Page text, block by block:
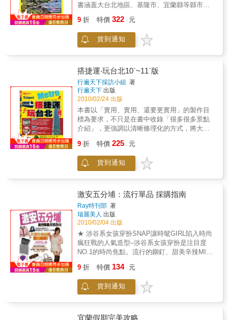
書涵蓋大台北地區、基隆市、宜蘭縣等縣市，
基宜620處旅遊據點，並附上包括美食、休憩、
購物、住宿等700處推薦店家資訊，再搭配各景
點、商家的GPS定位，各旅遊區的主要交通資
得既熱鬧又有門道。
9 折 特價 322 元
貨到通知
搭捷運‧玩台北10`~11`版
行遍天下採訪小組 著
行遍天下 出版
2010/02/24 出版
本書以「實用、實用、還要更實用」的製作目
標為要求，不只是在書中收錄「很多很多景點
介紹」，更強調以清晰條理化的方式，將大台
覽。每一地鐵站皆提供詳細的街道地圖，並註
記景點位置，每一景點亦標明DATA、交通資訊
等，供讀者交叉對照，務必找到所有景點。即
9 折 特價 225 元
貨到通知
激安五分埔：流行單品 採購指南
Ray特刊部 著
瑞麗美人 出版
2010/02/04 出版
★ 涉谷系女孩穿扮SNAP讓時髦GIRL陷入時尚
瘋狂戰的人氣造型–涉谷系女孩穿扮是注目度
NO.1的時尚焦點。流行的鉚釘、甜美辛辣MIX
女孩最想學習的流行女神LOOK＆購物單品。★
優雅LADY風搭配範例全攻略可愛度與接受度都
GOOD的優雅淑女穿扮造型，鎖定氣質＆甜美
的蝴蝶結裝飾單品，都是實現優雅LADY的必備
9 折 特價 134 元
貨到通知
宜蘭假期完美攻略